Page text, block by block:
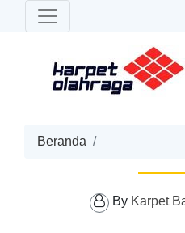
Beranda
By Karpet